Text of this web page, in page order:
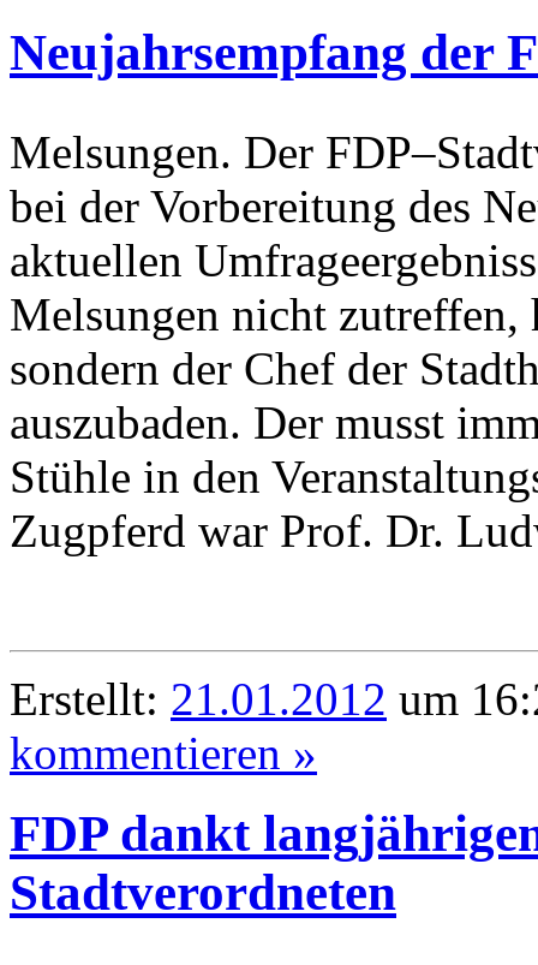
Neujahrsempfang der
Melsungen. Der
bei der Vorbereitung des
aktuellen
Melsungen nicht
sondern der Chef der
auszubaden. Der musst
Stühle in den
Zugpferd war Prof. Dr.
Erstellt: 21.01.2012 um
kommentieren »
FDP dankt
Stadtverordneten